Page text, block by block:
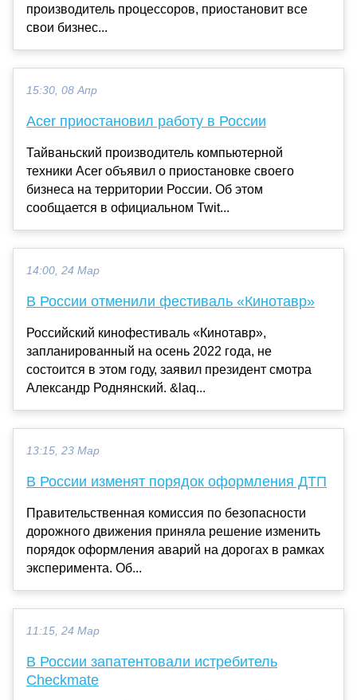
производитель процессоров, приостановит все
свои бизнес...
15:30, 08 Апр
Acer приостановил работу в России
Тайваньский производитель компьютерной
техники Acer объявил о приостановке своего
бизнеса на территории России. Об этом
сообщается в официальном Twit...
14:00, 24 Мар
В России отменили фестиваль «Кинотавр»
Российский кинофестиваль «Кинотавр»,
запланированный на осень 2022 года, не
состоится в этом году, заявил президент смотра
Александр Роднянский. &laq...
13:15, 23 Мар
В России изменят порядок оформления ДТП
Правительственная комиссия по безопасности
дорожного движения приняла решение изменить
порядок оформления аварий на дорогах в рамках
эксперимента. Об...
11:15, 24 Мар
В России запатентовали истребитель
Checkmate